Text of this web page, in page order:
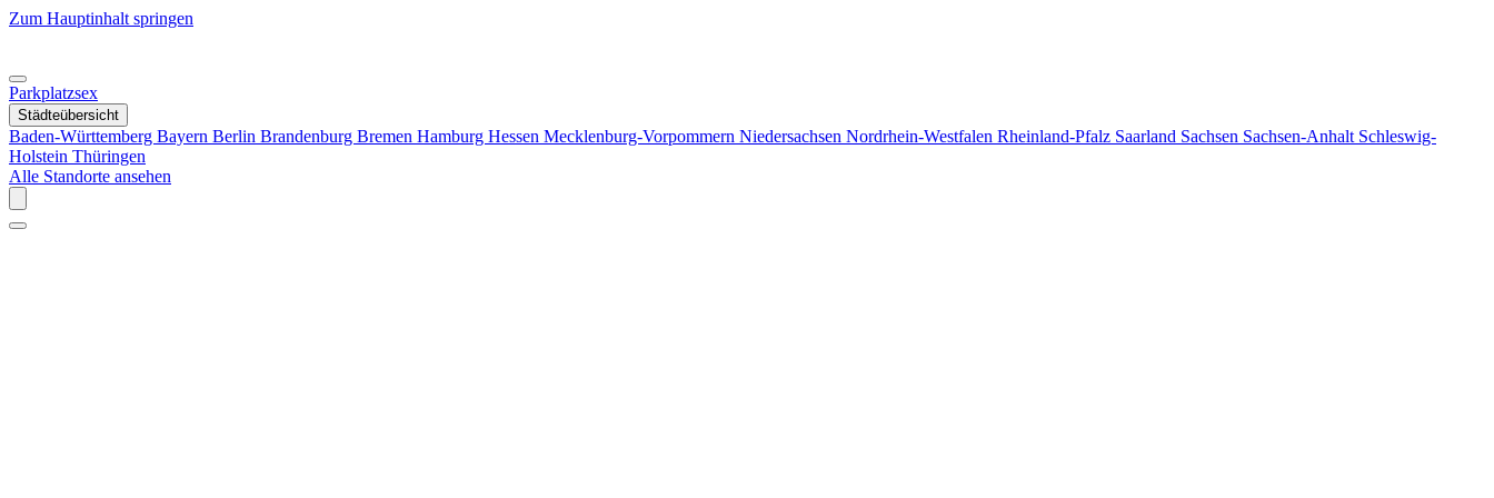
Zum Hauptinhalt springen
Parkplatzsex
Städteübersicht
Baden-Württemberg Bayern Berlin Brandenburg Bremen Hamburg Hessen Mecklenburg-Vorpommern Niedersachsen Nordrhein-Westfalen Rheinland-Pfalz Saarland Sachsen Sachsen-Anhalt Schleswig-
Holstein Thüringen
Alle Standorte ansehen